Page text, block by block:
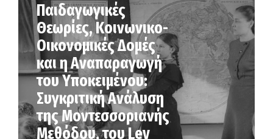
Παιδαγωγικές
Θεωρίες, Κοινωνικο-
Οικονομικές Δομές
και η Αναπαραγωγή
του Υποκειμένου:
Συγκριτική Ανάλυση
της Μοντεσσοριανής
Μεθόδου, του Lev